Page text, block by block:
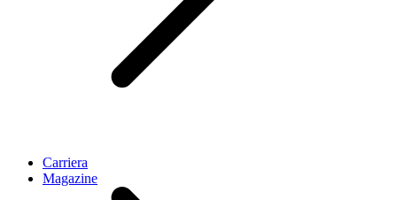
Carriera
Magazine